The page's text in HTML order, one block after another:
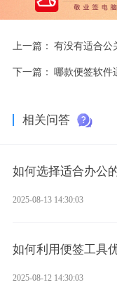
上一篇： 有没有适合公
下一篇： 哪款便签软件
相关问答
如何选择适合办公
2025-08-13 14:30:03
如何利用便签工具
2025-08-12 14:30:03